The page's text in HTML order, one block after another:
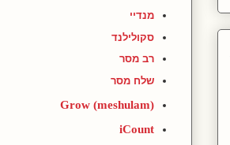
מנדיי
סקולילנד
רב מסר
שלח מסר
Grow (meshulam)
iCount